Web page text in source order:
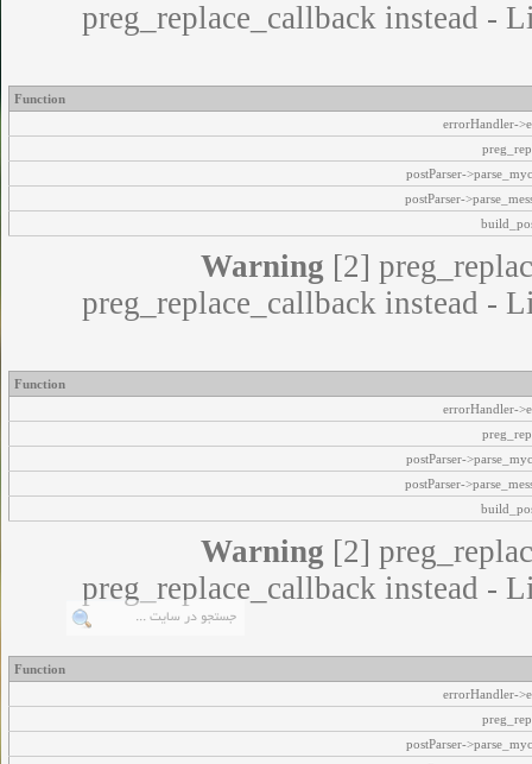
preg_replace_callback instead -
Function
errorHandler-
postParser-
postParser-
Warning [2]
preg_replace_callback instead -
Function
errorHandler-
postParser-
postParser-
Warning [2]
preg_replace_callback instead -
Function
errorHandler-
postParser-